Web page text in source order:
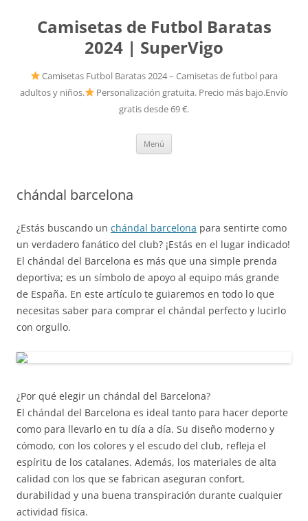
Camisetas de Futbol Baratas
2024 | SuperVigo
Camisetas Futbol Baratas 2024 – Camisetas de futbol para
adultos y niños.
Personalización gratuita. Precio más bajo.Envío
gratis desde 69 €.
Menú
chándal barcelona
¿Estás buscando un chándal barcelona para sentirte como
un verdadero fanático del club? ¡Estás en el lugar indicado!
El chándal del Barcelona es más que una simple prenda
deportiva; es un símbolo de apoyo al equipo más grande
de España. En este artículo te guiaremos en todo lo que
necesitas saber para comprar el chándal perfecto y lucirlo
con orgullo.
¿Por qué elegir un chándal del Barcelona?
El chándal del Barcelona es ideal tanto para hacer deporte
como para llevarlo en tu día a día. Su diseño moderno y
cómodo, con los colores y el escudo del club, refleja el
espíritu de los catalanes. Además, los materiales de alta
calidad con los que se fabrican aseguran confort,
durabilidad y una buena transpiración durante cualquier
actividad física.